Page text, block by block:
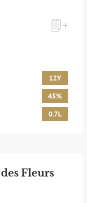
12Y
45%
0.7L
Fleurs